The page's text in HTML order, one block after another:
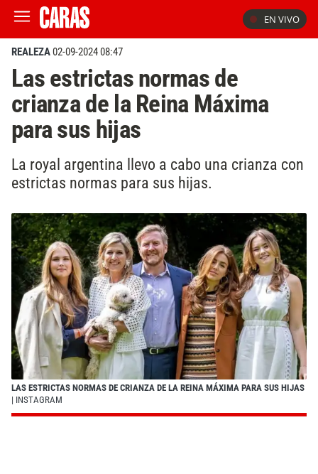
EN VIVO
REALEZA02-09-2024 08:47
Las estrictas normas de
crianza de la Reina Máxima
para sus hijas
La royal argentina llevo a cabo una crianza con
estrictas normas para sus hijas.
LAS ESTRICTAS NORMAS DE CRIANZA DE LA REINA MÁXIMA PARA SUS HIJAS
| INSTAGRAM